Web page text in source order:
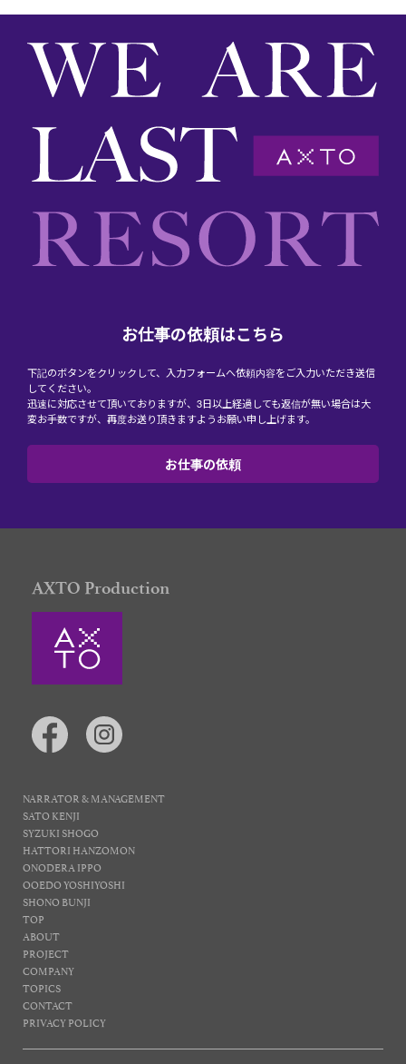
お仕事の依頼はこちら
下記のボタンをクリックして、入力フォームへ依頼内容をご入力いただき送信
してください。
迅速に対応させて頂いておりますが、3日以上経過しても返信が無い場合は大
変お手数ですが、再度お送り頂きますようお願い申し上げます。
お仕事の依頼
AXTO Production
NARRATOR & MANAGEMENT
SATO KENJI
SYZUKI SHOGO
HATTORI HANZOMON
ONODERA IPPO
OOEDO YOSHIYOSHI
SHONO BUNJI
TOP
ABOUT
PROJECT
COMPANY
TOPICS
CONTACT
PRIVACY POLICY